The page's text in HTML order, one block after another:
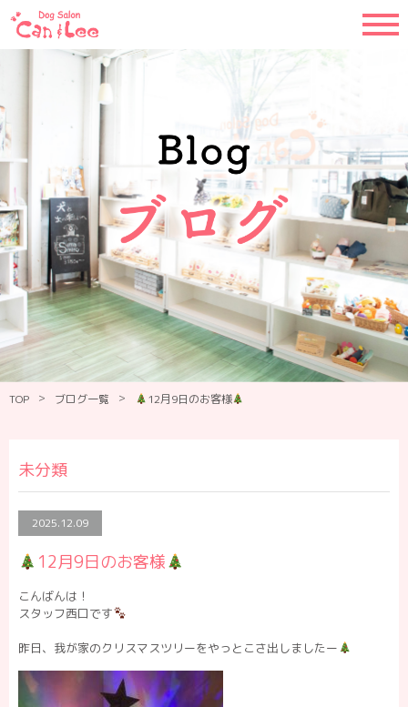
TOP > ブログ一覧 > 12月9日のお客様
未分類
2025.12.09
12月9日のお客様
こんばんは！
スタッフ西口です
昨日、我が家のクリスマスツリーをやっとこさ出しましたー